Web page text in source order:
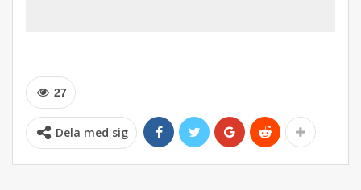
27
Dela med sig